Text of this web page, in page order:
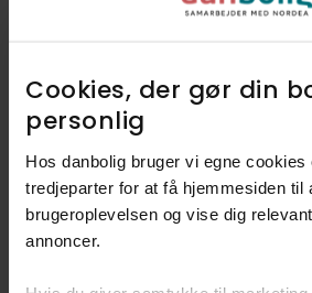
Cookies, der gør din
personlig​
Hos danbolig bruger vi egne
tredjeparter for at få hjemmesiden til
brugeroplevelsen og vise dig
annoncer.​
Udforsk vores finmaskede
kendetegner Humlum.
Dyk ned i Humlum